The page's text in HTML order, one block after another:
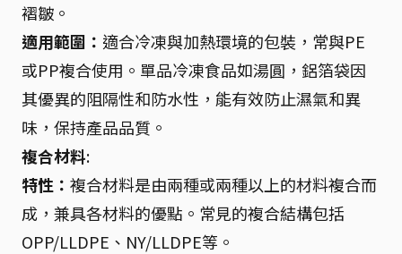
褶皺。
適用範圍： 適合冷凍與加熱環境的包裝，常與PE
或PP複合使用。單品冷凍食品如湯圓，鋁箔袋因
其優異的阻隔性和防水性，能有效防止濕氣和異
味，保持產品品質。
複合材料:
特性： 複合材料是由兩種或兩種以上的材料複合而
成，兼具各材料的優點。常見的複合結構包括
OPP/LLDPE、NY/LLDPE等。